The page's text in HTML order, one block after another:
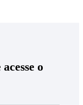
o